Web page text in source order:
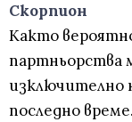
Скорпион
Както
партньорства
изключително
последно